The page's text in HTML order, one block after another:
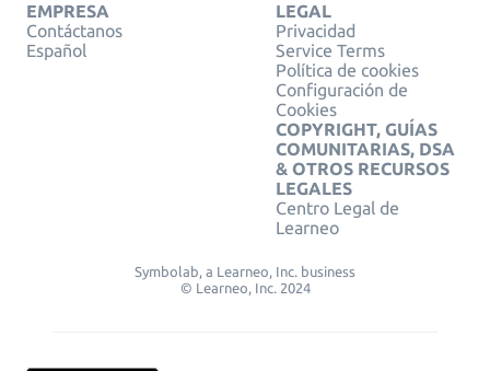
EMPRESA
Contáctanos
Español
LEGAL
Privacidad
Service Terms
Política de cookies
Configuración de
Cookies
COPYRIGHT, GUÍAS
COMUNITARIAS, DSA
& OTROS RECURSOS
LEGALES
Centro Legal de
Learneo
Symbolab, a Learneo, Inc. business
© Learneo, Inc. 2024